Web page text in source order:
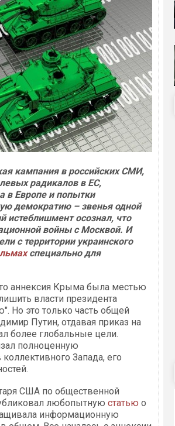
кампания в российских СМИ,
радикалов в ЕС,
в Европе и попытки
демократию – звенья одной
истеблишмент осознал, что
войны с Москвой. И
с территории украинского
специально для
аннексия Крыма была местью
власти президента
Но это только часть общей
Путин, отдавая приказ на
более глобальные цели.
полноценную
Запада, его
США по общественной
любопытную статью о
информационную